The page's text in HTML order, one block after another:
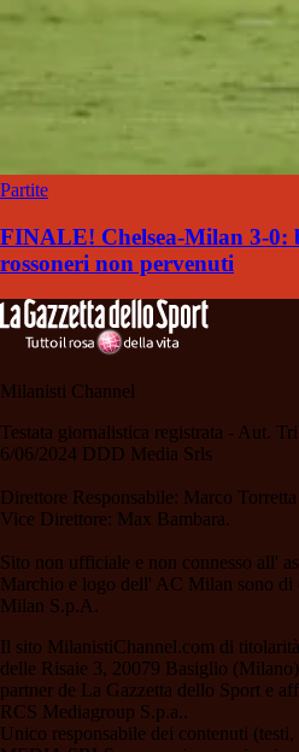
Partite
FINALE! Chelsea-Milan 3-0:
rossoneri non pervenuti
Milanisti Channel
Testata giornalistica registrata - Aut.
6/06/2024 DDD Media Srls
Direttore Responsabile: Marco Torretta
Vice Direttore: Max Bambara.
Sito non ufficiale e non connesso all'
Marchio e logo dell' AC Milan sono di
Milan S.p.A.
Il sito MilanistiChannel.com di
delle Risaie 3, 20079 Basiglio
partner de La Gazzetta dello Sport e
RCS Mediagroup S.p.a..
Unico responsabile dei contenuti